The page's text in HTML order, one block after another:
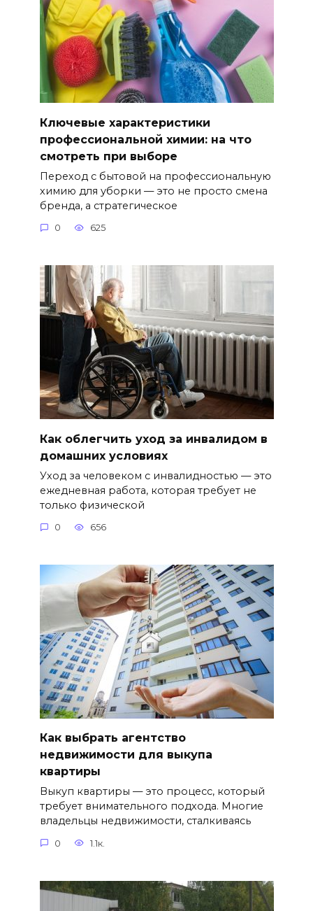
Ключевые характеристики
профессиональной химии: на что
смотреть при выборе
Переход с бытовой на профессиональную
химию для уборки — это не просто смена
бренда, а стратегическое
0 625
Как облегчить уход за инвалидом в
домашних условиях
Уход за человеком с инвалидностью — это
ежедневная работа, которая требует не
только физической
0 656
Как выбрать агентство
недвижимости для выкупа
квартиры
Выкуп квартиры — это процесс, который
требует внимательного подхода. Многие
владельцы недвижимости, сталкиваясь
0 1.1к.